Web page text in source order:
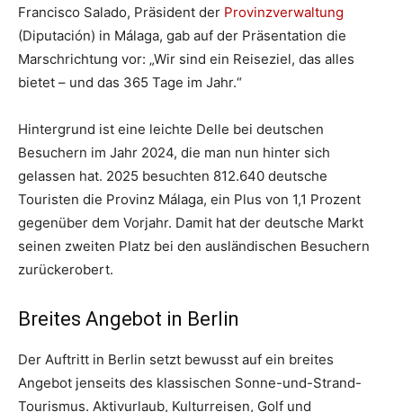
Francisco Salado, Präsident der Provinzverwaltung
(Diputación) in Málaga, gab auf der Präsentation die
Marschrichtung vor: „Wir sind ein Reiseziel, das alles
bietet – und das 365 Tage im Jahr.“
Hintergrund ist eine leichte Delle bei deutschen
Besuchern im Jahr 2024, die man nun hinter sich
gelassen hat. 2025 besuchten 812.640 deutsche
Touristen die Provinz Málaga, ein Plus von 1,1 Prozent
gegenüber dem Vorjahr. Damit hat der deutsche Markt
seinen zweiten Platz bei den ausländischen Besuchern
zurückerobert.
Breites Angebot in Berlin
Der Auftritt in Berlin setzt bewusst auf ein breites
Angebot jenseits des klassischen Sonne-und-Strand-
Tourismus. Aktivurlaub, Kulturreisen, Golf und